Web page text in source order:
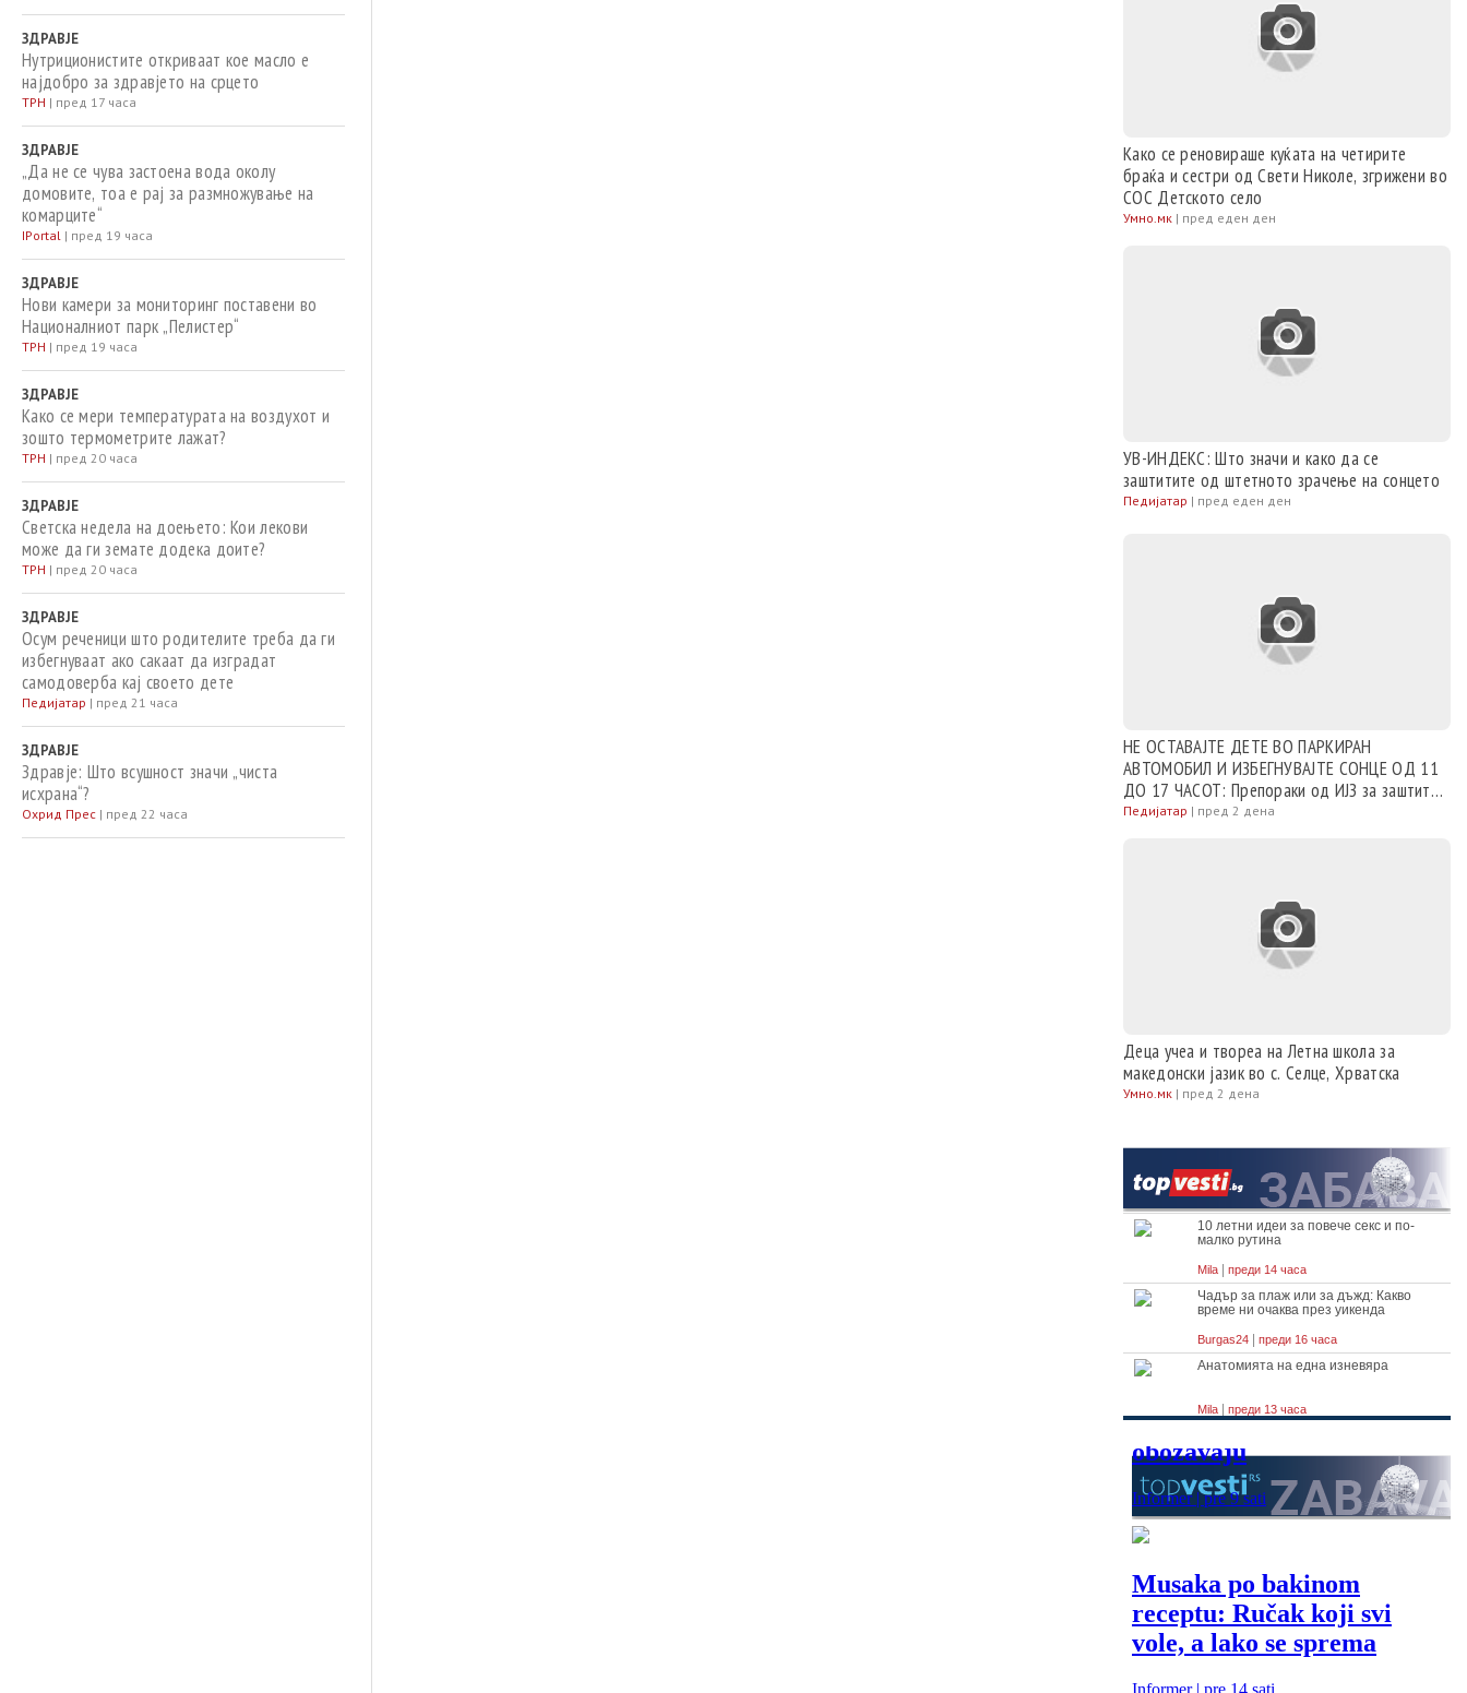
ЗДРАВЈЕ
Нутриционистите откриваат кое масло е
најдобро за здравјето на срцето
ТРН | пред 17 часа
ЗДРАВЈЕ
„Да не се чува застоена вода околу
домовите, тоа е рај за размножување на
комарците“
IPortal | пред 19 часа
ЗДРАВЈЕ
Нови камери за мониторинг поставени во
Националниот парк „Пелистер“
ТРН | пред 19 часа
ЗДРАВЈЕ
Како се мери температурата на воздухот и
зошто термометрите лажат?
ТРН | пред 20 часа
ЗДРАВЈЕ
Светска недела на доењето: Кои лекови
може да ги земате додека доите?
ТРН | пред 20 часа
ЗДРАВЈЕ
Осум реченици што родителите треба да ги
избегнуваат ако сакаат да изградат
самодоверба кај своето дете
Педијатар | пред 21 часа
ЗДРАВЈЕ
Здравје: Што всушност значи „чиста
исхрана“?
Охрид Прес | пред 22 часа
Како се реновираше куќата на четирите
браќа и сестри од Свети Николе, згрижени во
СОС Детското село
Умно.мк | пред еден ден
УВ-ИНДЕКС: Што значи и како да се
заштитите од штетното зрачење на сонцето
Педијатар | пред еден ден
НЕ ОСТАВАЈТЕ ДЕТЕ ВО ПАРКИРАН
АВТОМОБИЛ И ИЗБЕГНУВАЈТЕ СОНЦЕ ОД 11
ДО 17 ЧАСОТ: Препораки од ИЈЗ за заштита
на доенчињата и децата при топло време
Педијатар | пред 2 дена
Деца учеа и твореа на Летна школа за
македонски јазик во с. Селце, Хрватска
Умно.мк | пред 2 дена